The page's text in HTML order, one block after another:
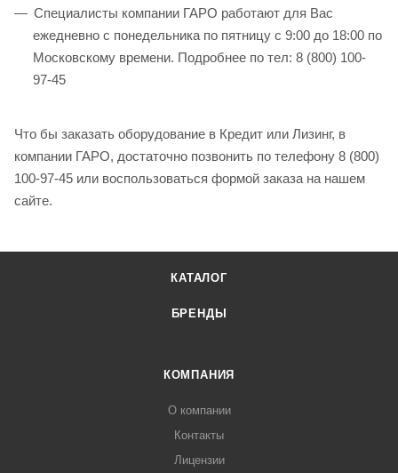
Специалисты компании ГАРО работают для Вас
ежедневно с понедельника по пятницу с 9:00 до 18:00 по
Московскому времени. Подробнее по тел: 8 (800) 100-
97-45
Что бы заказать оборудование в Кредит или Лизинг, в
компании ГАРО, достаточно позвонить по телефону 8 (800)
100-97-45 или воспользоваться формой заказа на нашем
сайте.
КАТАЛОГ
БРЕНДЫ
КОМПАНИЯ
О компании
Контакты
Лицензии